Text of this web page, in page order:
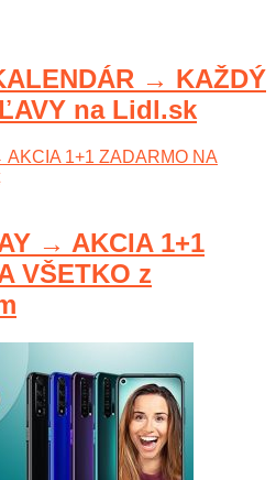
→ KAŽDÝ
na Lidl.sk
→ AKCIA 1+1
VŠETKO z